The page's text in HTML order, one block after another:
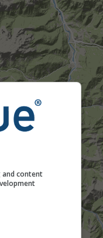
and content